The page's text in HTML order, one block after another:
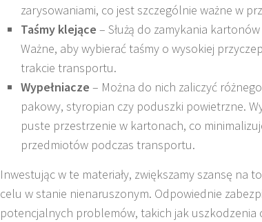
zarysowaniami, co jest szczególnie ważne w
Taśmy klejące – Służą do zamykania
Ważne, aby wybierać taśmy o wysokiej
trakcie transportu.
Wypełniacze – Można do nich zaliczyć
pakowy, styropian czy poduszki powietrzne.
puste przestrzenie w kartonach, co
przedmiotów podczas transportu.
Inwestując w te materiały, zwiększamy szansę na
celu w stanie nienaruszonym. Odpowiednie
potencjalnych problemów, takich jak uszkodzenia